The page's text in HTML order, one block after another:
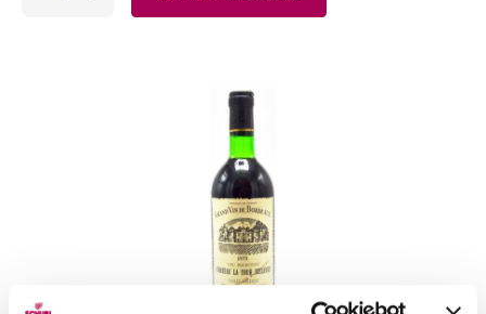
hinzufügen